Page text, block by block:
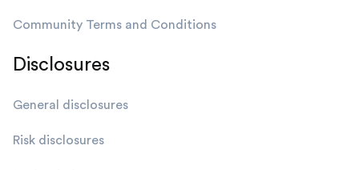
Community Terms and Conditions
Disclosures
General disclosures
Risk disclosures